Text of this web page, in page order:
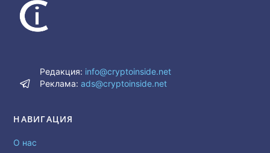
Редакция: info@cryptoinside.net
Реклама:ads@cryptoinside.net
НАВИГАЦИЯ
О нас